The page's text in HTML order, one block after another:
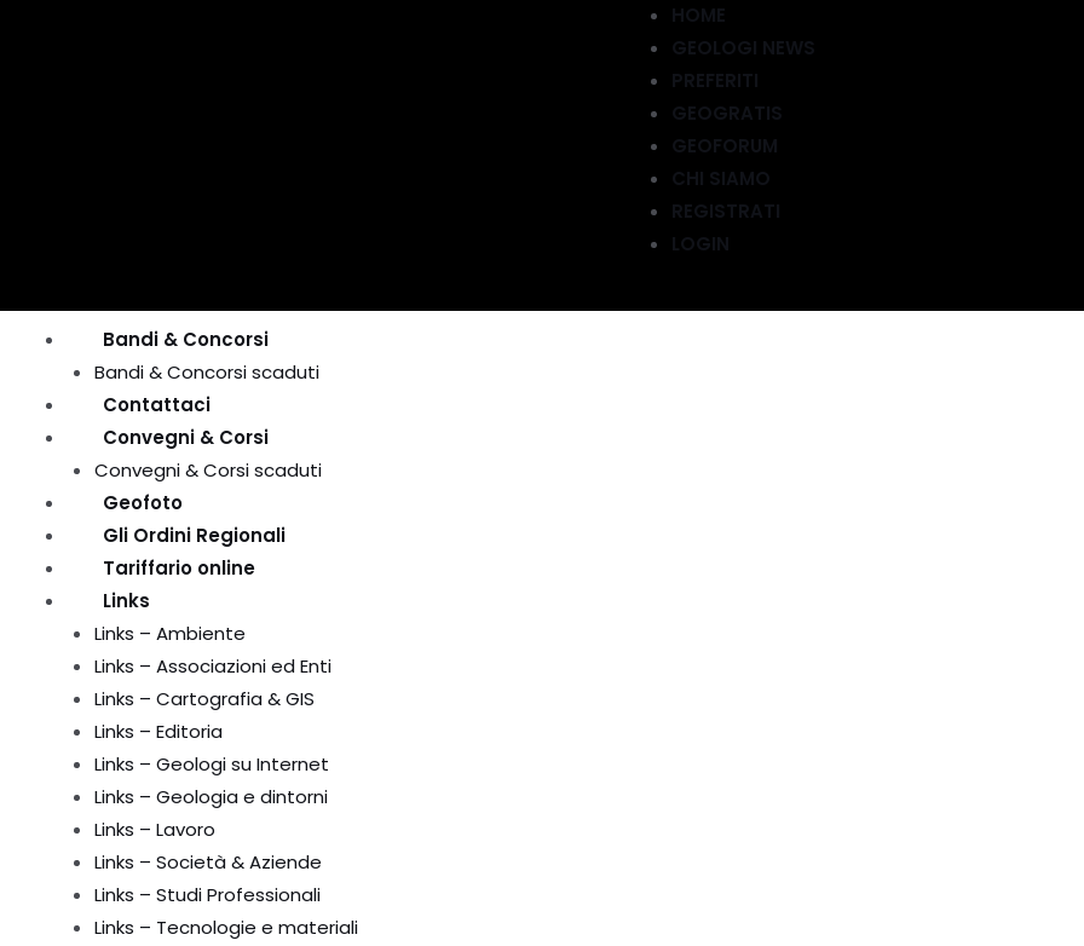
HOME
GEOLOGI NEWS
PREFERITI
GEOGRATIS
GEOFORUM
CHI SIAMO
REGISTRATI
LOGIN
Bandi & Concorsi
Bandi & Concorsi scaduti
Contattaci
Convegni & Corsi
Convegni & Corsi scaduti
Geofoto
Gli Ordini Regionali
Tariffario online
Links
Links – Ambiente
Links – Associazioni ed Enti
Links – Cartografia & GIS
Links – Editoria
Links – Geologi su Internet
Links – Geologia e dintorni
Links – Lavoro
Links – Società & Aziende
Links – Studi Professionali
Links – Tecnologie e materiali